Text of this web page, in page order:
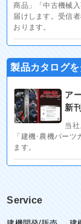
商品」「中古機械
届けします。受信
おります。
製品カタログを
ア
新
当
「建機･農機パー
ます。
Service